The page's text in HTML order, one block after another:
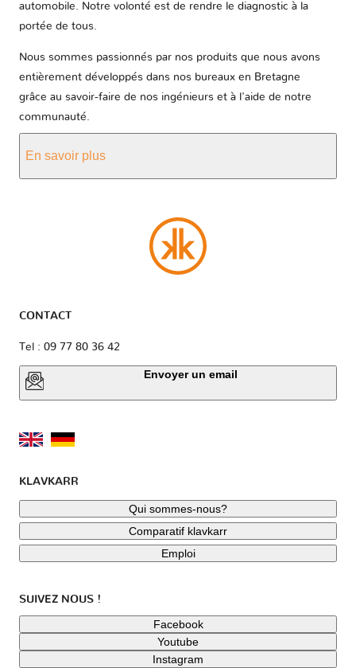
automobile. Notre volonté est de rendre le diagnostic à la
portée de tous.
Nous sommes passionnés par nos produits que nous avons
entièrement développés dans nos bureaux en Bretagne
grâce au savoir-faire de nos ingénieurs et à l'aide de notre
communauté.
En savoir plus
CONTACT
Tel : 09 77 80 36 42
Envoyer un email
KLAVKARR
Qui sommes-nous?
Comparatif klavkarr
Emploi
SUIVEZ NOUS !
Facebook
Youtube
Instagram